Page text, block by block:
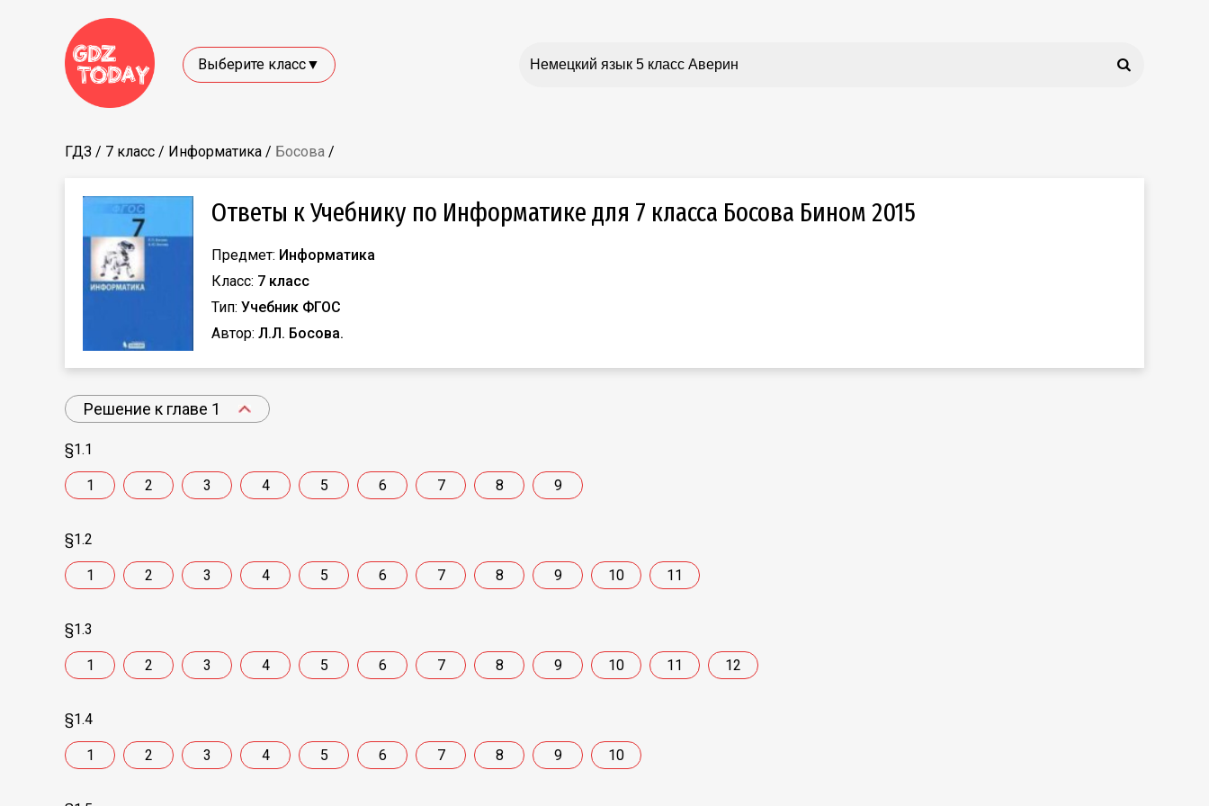
Выберите класс▼
ГДЗ / 7 класс / Информатика / Босова /
Ответы к Учебнику по Информатике для 7 класса Босова Бином 2015
Предмет: Информатика
Класс: 7 класс
Тип: Учебник ФГОС
Автор: Л.Л. Босова.
Решение к главе 1
§1.1
1 2 3 4 5 6 7 8 9
§1.2
1 2 3 4 5 6 7 8 9 10 11
§1.3
1 2 3 4 5 6 7 8 9 10 11 12
§1.4
1 2 3 4 5 6 7 8 9 10